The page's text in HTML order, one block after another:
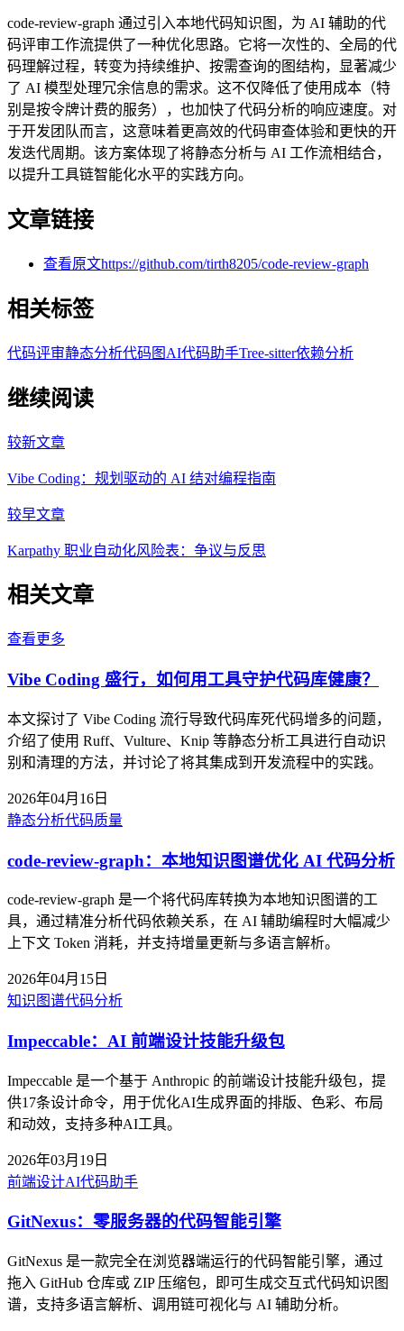
code-review-graph 通过引入本地代码知识图，为 AI 辅助的代
码评审工作流提供了一种优化思路。它将一次性的、全局的代
码理解过程，转变为持续维护、按需查询的图结构，显著减少
了 AI 模型处理冗余信息的需求。这不仅降低了使用成本（特
别是按令牌计费的服务），也加快了代码分析的响应速度。对
于开发团队而言，这意味着更高效的代码审查体验和更快的开
发迭代周期。该方案体现了将静态分析与 AI 工作流相结合，
以提升工具链智能化水平的实践方向。
文章链接
查看原文https://github.com/tirth8205/code-review-graph
相关标签
代码评审静态分析代码图 AI代码助手Tree-sitter依赖分析
继续阅读
较新文章
Vibe Coding：规划驱动的 AI 结对编程指南
较早文章
Karpathy 职业自动化风险表：争议与反思
相关文章
查看更多
Vibe Coding 盛行，如何用工具守护代码库健康？
本文探讨了 Vibe Coding 流行导致代码库死代码增多的问题，
介绍了使用 Ruff、Vulture、Knip 等静态分析工具进行自动识
别和清理的方法，并讨论了将其集成到开发流程中的实践。
2026年04月16日
静态分析代码质量
code-review-graph：本地知识图谱优化 AI 代码分析
code-review-graph 是一个将代码库转换为本地知识图谱的工
具，通过精准分析代码依赖关系，在 AI 辅助编程时大幅减少
上下文 Token 消耗，并支持增量更新与多语言解析。
2026年04月15日
知识图谱代码分析
Impeccable：AI 前端设计技能升级包
Impeccable 是一个基于 Anthropic 的前端设计技能升级包，提
供17条设计命令，用于优化AI生成界面的排版、色彩、布局
和动效，支持多种AI工具。
2026年03月19日
前端设计AI代码助手
GitNexus：零服务器的代码智能引擎
GitNexus 是一款完全在浏览器端运行的代码智能引擎，通过
拖入 GitHub 仓库或 ZIP 压缩包，即可生成交互式代码知识图
谱，支持多语言解析、调用链可视化与 AI 辅助分析。